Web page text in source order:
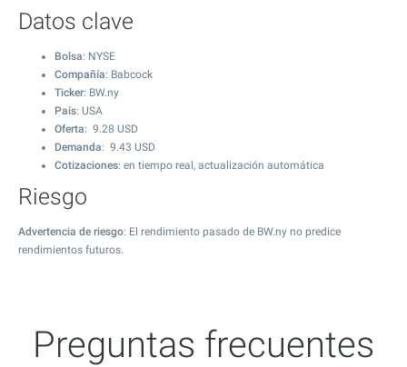
Datos clave
Bolsa: NYSE
Compañía: Babcock
Ticker: BW.ny
País: USA
Oferta: 9.28 USD
Demanda: 9.43 USD
Cotizaciones: en tiempo real, actualización automática
Riesgo
Advertencia de riesgo: El rendimiento pasado de BW.ny no predice
rendimientos futuros.
Preguntas frecuentes